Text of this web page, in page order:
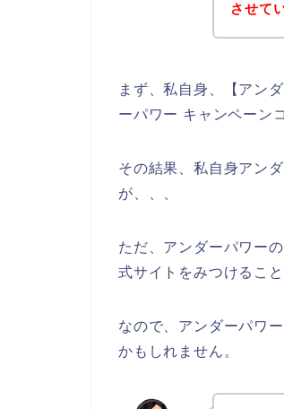
させて
まず、私自身、【アン
ーパワー キャンペーン
その結果、私自身アン
が、、、
ただ、アンダーパワー
式サイトをみつけるこ
なので、アンダーパワ
かもしれません。